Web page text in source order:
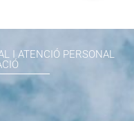
I ATENCIÓ PERSONAL